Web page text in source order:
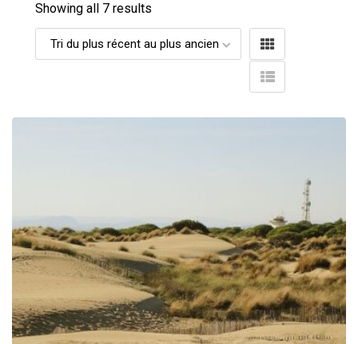
Showing all 7 results